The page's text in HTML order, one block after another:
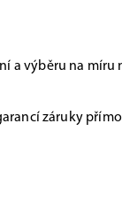
a výběru na míru
záruky